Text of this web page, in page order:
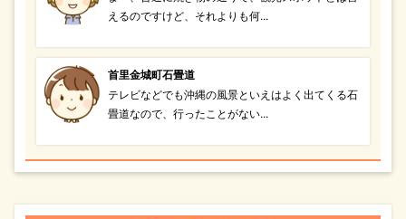
えるのですけど、それよりも何...
首里金城町石畳道
テレビなどでも沖縄の風景といえはよく出てくる石
畳道なので、行ったことがない...